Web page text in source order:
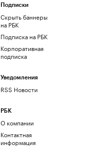
Подписки
Скрыть баннеры
на РБК
Подписка на РБК
Корпоративная
подписка
Уведомления
RSS Новости
РБК
О компании
Контактная
информация